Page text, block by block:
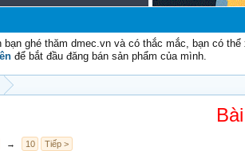
bạn ghé thăm dmec.vn và có thắc mắc, bạn có
để bắt đầu đăng bán sản phẩm của mình.
→ 10 Tiếp >